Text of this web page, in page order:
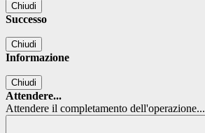
Chiudi
Successo
Chiudi
Informazione
Chiudi
Attendere...
Attendere il completamento dell'operazione...